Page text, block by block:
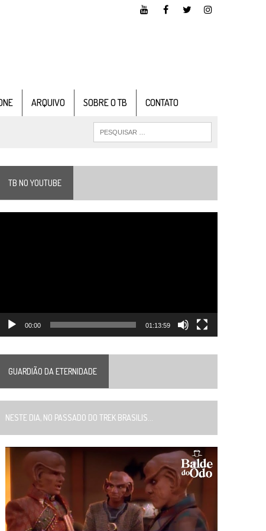
ARQUIVO SOBRE O TB CONTATO
TB NO YOUTUBE
00:00 01:13:59
GUARDIÃO DA ETERNIDADE
NESTE DIA, NO PASSADO DO TREK BRASILIS...